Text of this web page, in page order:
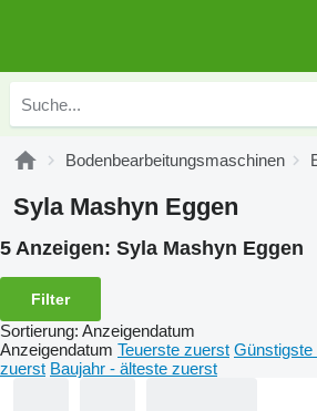
Bodenbearbeitungsmaschinen
Syla Mashyn Eggen
5 Anzeigen: Syla Mashyn Eggen
Filter
Sortierung: Anzeigendatum
Anzeigendatum Teuerste zuerst Günstigste
zuerst Baujahr - älteste zuerst